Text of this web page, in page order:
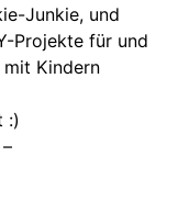
Junkie, und
Projekte für und
mit Kindern
:)